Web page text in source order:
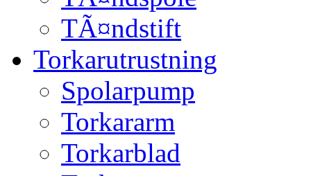
TÃ¤ndstift
Torkarutrustning
Spolarpump
Torkararm
Torkarblad